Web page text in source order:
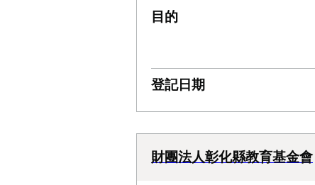
目的
登記日期
財團法人彰化縣教育基金會